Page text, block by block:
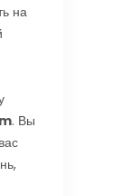
на
. Вы